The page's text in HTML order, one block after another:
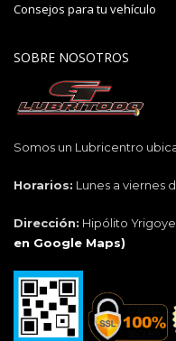
Consejos para tu vehículo
SOBRE NOSOTROS
Somos un Lubricentro
Horarios: Lunes a viernes
Dirección: Hipólito
en Google Maps)